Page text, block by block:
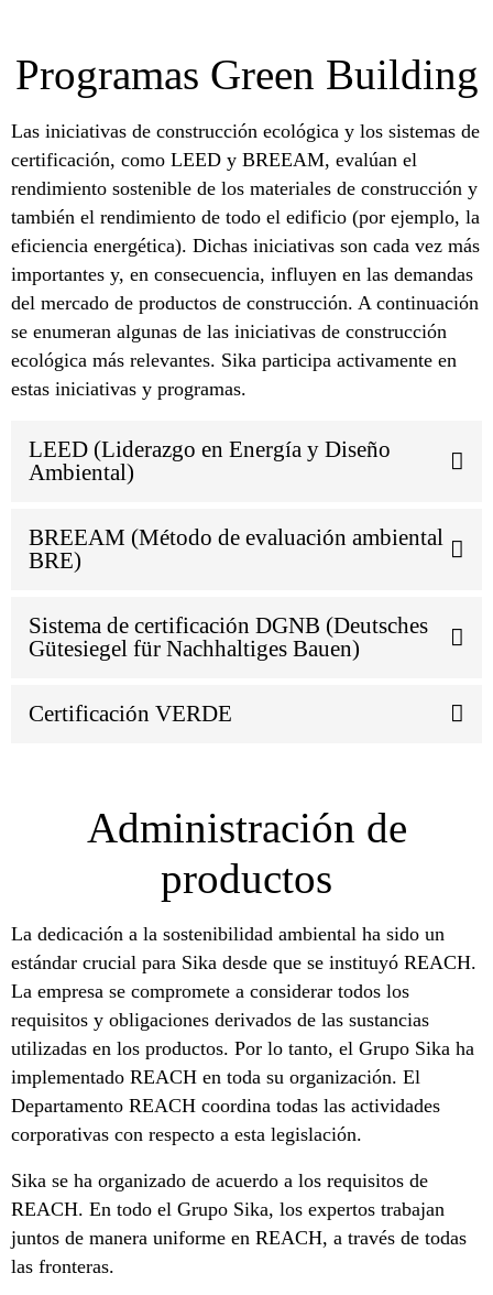
Programas Green Building
Las iniciativas de construcción ecológica y los sistemas de
certificación, como LEED y BREEAM, evalúan el
rendimiento sostenible de los materiales de construcción y
también el rendimiento de todo el edificio (por ejemplo, la
eficiencia energética). Dichas iniciativas son cada vez más
importantes y, en consecuencia, influyen en las demandas
del mercado de productos de construcción. A continuación
se enumeran algunas de las iniciativas de construcción
ecológica más relevantes. Sika participa activamente en
estas iniciativas y programas.
LEED (Liderazgo en Energía y Diseño
Ambiental)
BREEAM (Método de evaluación ambiental
BRE)
Sistema de certificación DGNB (Deutsches
Gütesiegel für Nachhaltiges Bauen)
Certificación VERDE
Administración de
productos
La dedicación a la sostenibilidad ambiental ha sido un
estándar crucial para Sika desde que se instituyó REACH.
La empresa se compromete a considerar todos los
requisitos y obligaciones derivados de las sustancias
utilizadas en los productos. Por lo tanto, el Grupo Sika ha
implementado REACH en toda su organización. El
Departamento REACH coordina todas las actividades
corporativas con respecto a esta legislación.
Sika se ha organizado de acuerdo a los requisitos de
REACH. En todo el Grupo Sika, los expertos trabajan
juntos de manera uniforme en REACH, a través de todas
las fronteras.